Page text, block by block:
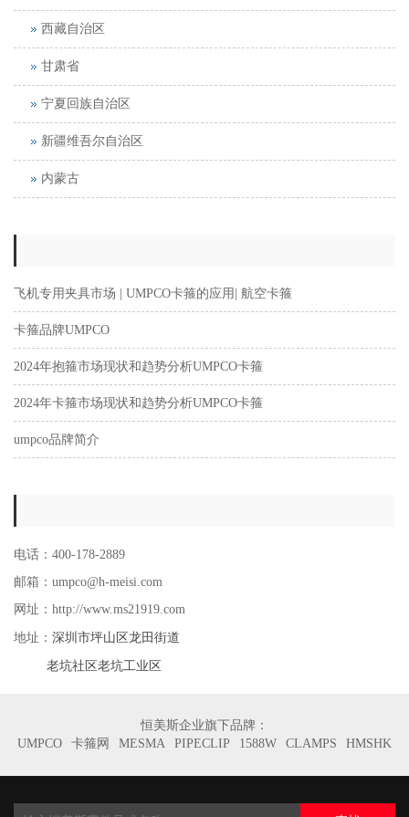
西藏自治区
甘肃省
宁夏回族自治区
新疆维吾尔自治区
内蒙古
飞机专用夹具市场 | UMPCO卡箍的应用| 航空卡箍
卡箍品牌UMPCO
2024年抱箍市场现状和趋势分析UMPCO卡箍
2024年卡箍市场现状和趋势分析UMPCO卡箍
umpco品牌简介
电话：400-178-2889
邮箱：umpco@h-meisi.com
网址：http://www.ms21919.com
地址： 深圳市坪山区龙田街道
老坑社区老坑工业区
恒美斯企业旗下品牌：
UMPCO
卡箍网 MESMA PIPECLIP 1588W CLAMPS HMSHK